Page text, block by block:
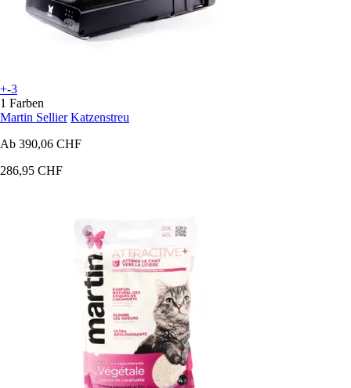
+-3
1 Farben
Martin Sellier Katzenstreu
Ab 390,06 CHF
286,95 CHF